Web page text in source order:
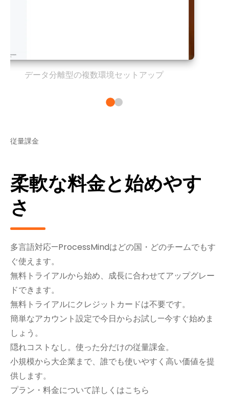
データ分離型の複数環境セットアップ
従量課金
柔軟な料金と始めやす
さ
多言語対応—ProcessMindはどの国・どのチームでもす
ぐ使えます。
無料トライアルから始め、成長に合わせてアップグレー
ドできます。
無料トライアルにクレジットカードは不要です。
簡単なアカウント設定で今日からお試し—今すぐ始めま
しょう。
隠れコストなし。使った分だけの従量課金。
小規模から大企業まで、誰でも使いやすく高い価値を提
供します。
プラン・料金について詳しくはこちら